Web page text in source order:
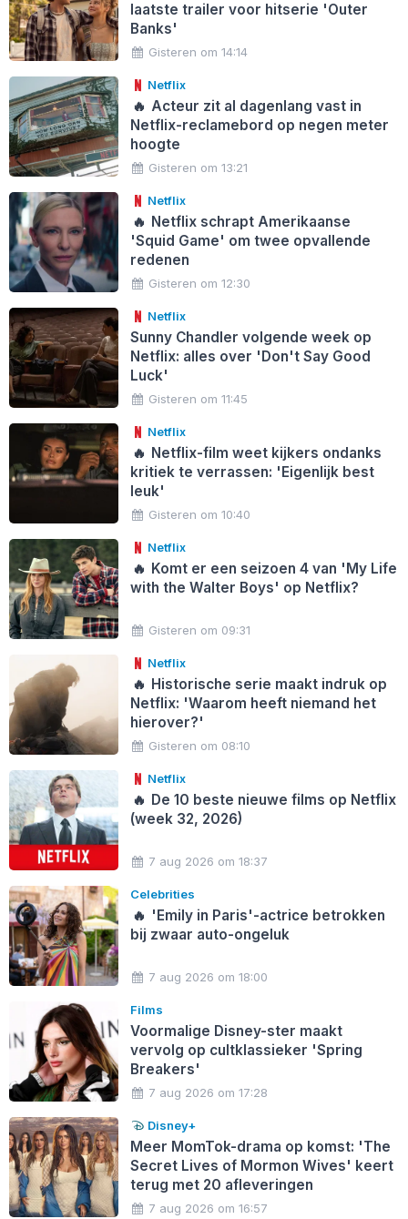
laatste trailer voor hitserie 'Outer
Banks'
Gisteren om 14:14
Netflix
🔥 Acteur zit al dagenlang vast in
Netflix-reclamebord op negen meter
hoogte
Gisteren om 13:21
Netflix
🔥 Netflix schrapt Amerikaanse
'Squid Game' om twee opvallende
redenen
Gisteren om 12:30
Netflix
Sunny Chandler volgende week op
Netflix: alles over 'Don't Say Good
Luck'
Gisteren om 11:45
Netflix
🔥 Netflix-film weet kijkers ondanks
kritiek te verrassen: 'Eigenlijk best
leuk'
Gisteren om 10:40
Netflix
🔥 Komt er een seizoen 4 van 'My Life
with the Walter Boys' op Netflix?
Gisteren om 09:31
Netflix
🔥 Historische serie maakt indruk op
Netflix: 'Waarom heeft niemand het
hierover?'
Gisteren om 08:10
Netflix
🔥 De 10 beste nieuwe films op Netflix
(week 32, 2026)
7 aug 2026 om 18:37
Celebrities
🔥 'Emily in Paris'-actrice betrokken
bij zwaar auto-ongeluk
7 aug 2026 om 18:00
Films
Voormalige Disney-ster maakt
vervolg op cultklassieker 'Spring
Breakers'
7 aug 2026 om 17:28
Disney+
Meer MomTok-drama op komst: 'The
Secret Lives of Mormon Wives' keert
terug met 20 afleveringen
7 aug 2026 om 16:57